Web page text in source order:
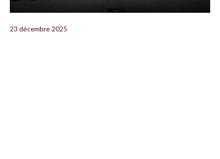
23 décembre 2025